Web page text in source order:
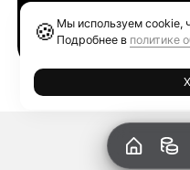
🍪 Мы используем cookie,
Подробнее в политике
Ethereum GAS Tracker